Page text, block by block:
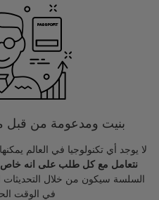
بنيت ومدعومة من قبل
لا يوجد أي تكنولوجيا في العالم
نتعامل مع كل طلب على انه خاص
السلسة سيكون من خلال التحديثات
في الوقت